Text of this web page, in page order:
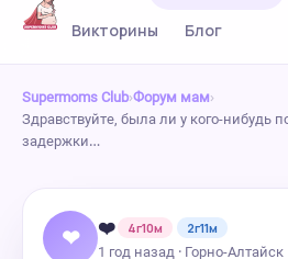
Викторины
Блог
Supermoms Club›Форум мам›
Здравствуйте, была ли у кого-нибудь
задержки…
❤ ❤️ 4г10м
2г11м
1 год назад · Горно-Алтайск